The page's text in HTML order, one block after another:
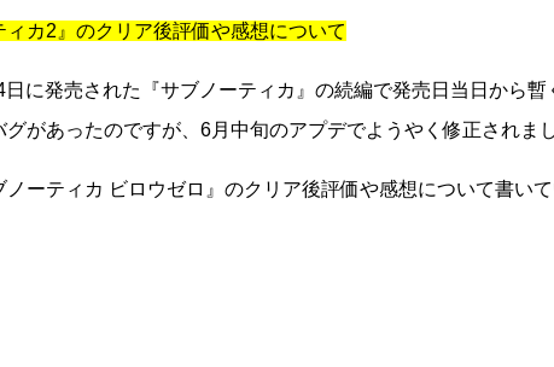
ィカ2』のクリア後評価や感想について
に発売された『サブノーティカ』の続編で発売日当日から暫
があったのですが、6月中旬のアプデでようやく修正されまし
ノーティカ ビロウゼロ』のクリア後評価や感想について書い